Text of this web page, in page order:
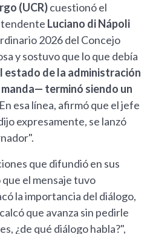
(UCR)cuestionó el
Luciano di Nápoli
2026 del Concejo
y sostuvo que lo que debía
estado de la administración
terminó siendo un
esa línea, afirmó que el jefe
expresamente, se lanzó
que difundió en sus
el mensaje tuvo
la importancia del diálogo,
que avanza sin pedirle
¿de qué diálogo habla?",